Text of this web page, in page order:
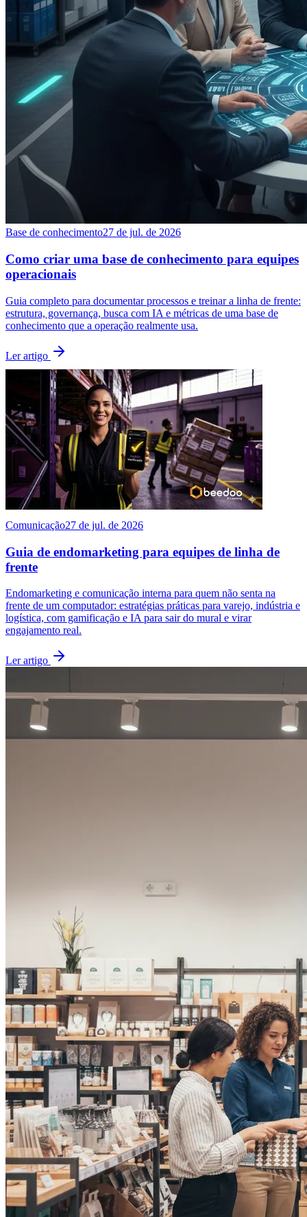
Base de conhecimento27 de jul. de 2026
Como criar uma base de conhecimento para equipes
operacionais
Guia completo para documentar processos e treinar a linha de frente:
estrutura, governança, busca com IA e métricas de uma base de
conhecimento que a operação realmente usa.
Ler artigo
Comunicação27 de jul. de 2026
Guia de endomarketing para equipes de linha de
frente
Endomarketing e comunicação interna para quem não senta na
frente de um computador: estratégias práticas para varejo, indústria e
logística, com gamificação e IA para sair do mural e virar
engajamento real.
Ler artigo